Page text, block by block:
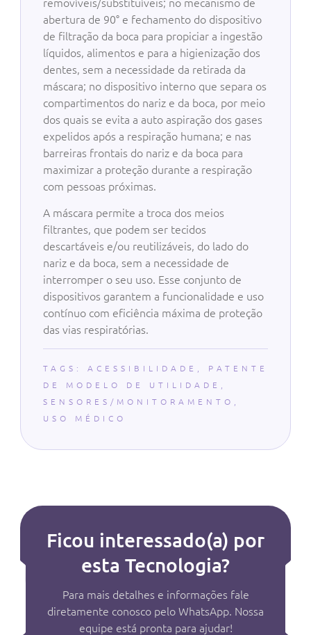
removíveis/substituíveis; no mecanismo de
abertura de 90° e fechamento do dispositivo
de filtração da boca para propiciar a ingestão
líquidos, alimentos e para a higienização dos
dentes, sem a necessidade da retirada da
máscara; no dispositivo interno que separa os
compartimentos do nariz e da boca, por meio
dos quais se evita a auto aspiração dos gases
expelidos após a respiração humana; e nas
barreiras frontais do nariz e da boca para
maximizar a proteção durante a respiração
com pessoas próximas.
A máscara permite a troca dos meios
filtrantes, que podem ser tecidos
descartáveis e/ou reutilizáveis, do lado do
nariz e da boca, sem a necessidade de
interromper o seu uso. Esse conjunto de
dispositivos garantem a funcionalidade e uso
contínuo com eficiência máxima de proteção
das vias respiratórias.
TAGS: ACESSIBILIDADE
PATENTE
DE MODELO DE UTILIDADE
SENSORES/MONITORAMENTO
USO MÉDICO
Ficou interessado(a) por
esta Tecnologia?
Para mais detalhes e informações fale
diretamente conosco pelo WhatsApp. Nossa
equipe está pronta para ajudar!